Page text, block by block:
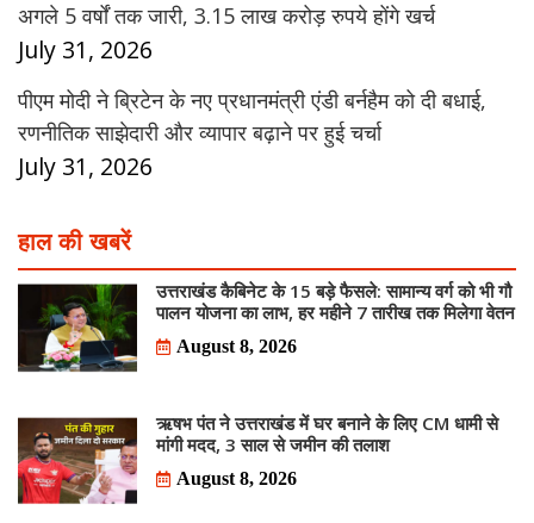
अगले 5 वर्षों तक जारी, 3.15 लाख करोड़ रुपये होंगे खर्च
July 31, 2026
पीएम मोदी ने ब्रिटेन के नए प्रधानमंत्री एंडी बर्नहैम को दी बधाई,
रणनीतिक साझेदारी और व्यापार बढ़ाने पर हुई चर्चा
July 31, 2026
हाल की खबरें
उत्तराखंड कैबिनेट के 15 बड़े फैसले: सामान्य वर्ग को भी गौ
पालन योजना का लाभ, हर महीने 7 तारीख तक मिलेगा वेतन
August 8, 2026
ऋषभ पंत ने उत्तराखंड में घर बनाने के लिए CM धामी से
मांगी मदद, 3 साल से जमीन की तलाश
August 8, 2026